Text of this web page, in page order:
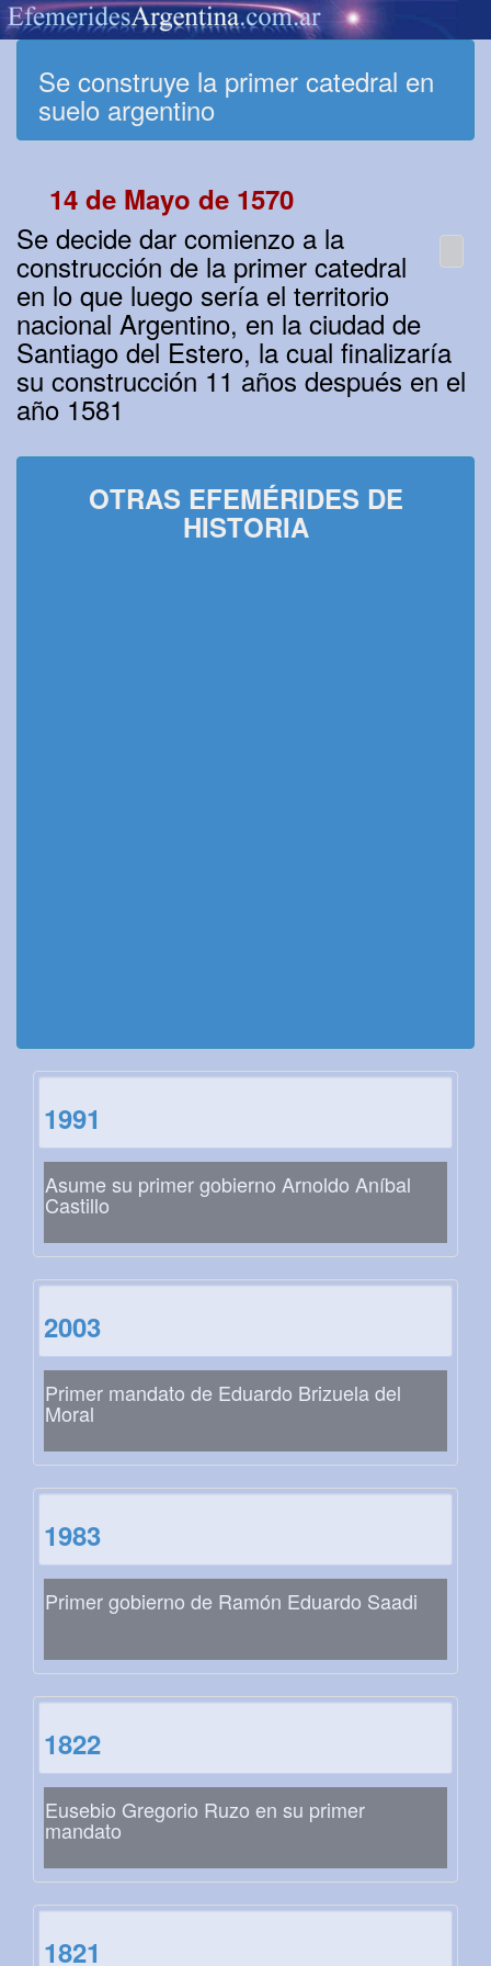
Se construye la primer catedral en
suelo argentino
14 de Mayo de 1570
Se decide dar comienzo a la
construcción de la primer catedral
en lo que luego sería el territorio
nacional Argentino, en la ciudad de
Santiago del Estero, la cual finalizaría
su construcción 11 años después en el
año 1581
OTRAS EFEMÉRIDES DE
HISTORIA
1991
Asume su primer gobierno Arnoldo Aníbal
Castillo
2003
Primer mandato de Eduardo Brizuela del
Moral
1983
Primer gobierno de Ramón Eduardo Saadi
1822
Eusebio Gregorio Ruzo en su primer
mandato
1821